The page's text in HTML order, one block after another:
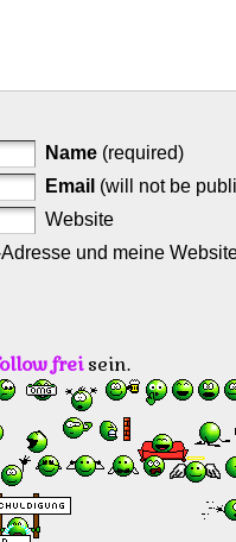
Name (required)
Email (will not be
Website
und meine
freisein.